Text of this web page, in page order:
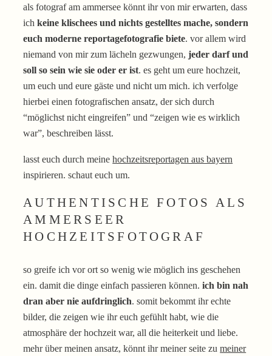
als fotograf am ammersee könnt ihr von mir erwarten, dass
ichkeine klischees und nichts gestelltes mache, sondern
euch moderne reportagefotografie biete. vor allem wird
niemand von mir zum lächeln gezwungen,jeder darf und
soll so sein wie sie oder er ist. es geht um eure hochzeit,
um euch und eure gäste und nicht um mich. ich verfolge
hierbei einen fotografischen ansatz, der sich durch
“möglichst nicht eingreifen” und “zeigen wie es wirklich
war”, beschreiben lässt.
lasst euch durch meinehochzeitsreportagen aus bayern
inspirieren. schaut euch um.
AUTHENTISCHE FOTOS ALS
AMMERSEER
HOCHZEITSFOTOGRAF
so greife ich vor ort so wenig wie möglich ins geschehen
ein. damit die dinge einfach passieren können.ich bin nah
dran aber nie aufdringlich. somit bekommt ihr echte
bilder, die zeigen wie ihr euch gefühlt habt, wie die
atmosphäre der hochzeit war, all die heiterkeit und liebe.
mehr über meinen ansatz, könnt ihr meiner seite zumeiner